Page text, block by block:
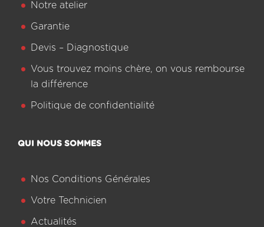
Notre atelier
Garantie
Devis – Diagnostique
Vous trouvez moins chère, on vous rembourse
la différence
Politique de confidentialité
QUI NOUS SOMMES
Nos Conditions Générales
Votre Technicien
Actualités